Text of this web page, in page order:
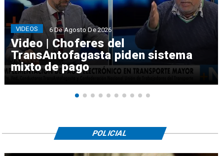
Video | Choferes del
TransAntofagasta piden sistema
mixto de pago
VIDEOS 6 De Agosto De 2026
POLICIAL